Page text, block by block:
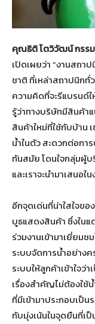
คุณธิติ โตวิวัฒน์ กรร
เปิดเผยว่า “งานสถา
ชาติ ที่เหล่าสถาปนิกทั่
ความคิดที่จะรีแบรนด์
รู้ว่าทางบริษัทมีสินค้า
สินค้าใหม่ที่ใช้กับบ้าน
น้ำในตัว สะดวกต่อกา
ทันสมัย โดนใจกลุ่มผู้บ
และเราจะนำมาเสนอ
อีกจุดเด่นที่น่าใสใจข
บูธแสดงสินค้า ซึ่งใน
ร่วมงานเข้ามาเยี่ยมช
ระบบจัดการน้ำอย่าง
ระบบให้ลูกค้าเข้าใจว่า
เรื่องสำคัญไม่ต้องใ
ที่มีเข้ามาประกอบเป็
กับมุ่งเน้นในจุดยืนที่เ